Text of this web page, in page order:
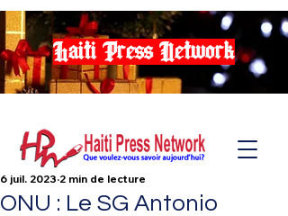
Haiti Press Network
ONU : Le SG Antonio
6 juil. 2023 2 min de lecture